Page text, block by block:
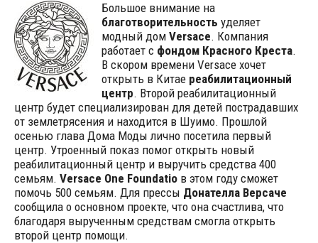
Большое внимание на
благотворительность уделяет
модный дом Versace. Компания
работает с фондом Красного Креста.
В скором времени Versace хочет
открыть в Китае реабилитационный
центр. Второй реабилитационный
центр будет специализирован для детей пострадавших
от землетрясения и находится в Шуимо. Прошлой
осенью глава Дома Моды лично посетила первый
центр. Утроенный показ помог открыть новый
реабилитационный центр и выручить средства 400
семьям. Versace One Foundatioв этом году сможет
помочь 500 семьям. Для прессы Донателла Версаче
сообщила о основном проекте, что она счастлива, что
благодаря вырученным средствам смогла открыть
второй центр помощи.